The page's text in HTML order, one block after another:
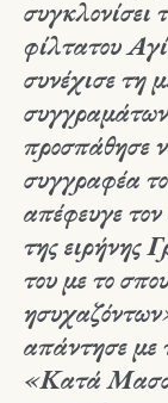
συγκλονίσει
φίλτατου
συνέχισε τη
προσπάθησε
συγγραφέα
απέφευγε
της ειρήνης
του με το
απάντησε με
«Κατά